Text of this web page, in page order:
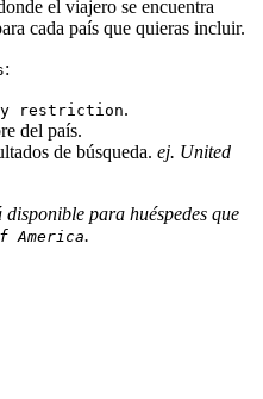
el viajero se encuentra
cada país que quieras incluir.
:
restriction.
del país.
de búsqueda. ej. United
para huéspedes que
America.